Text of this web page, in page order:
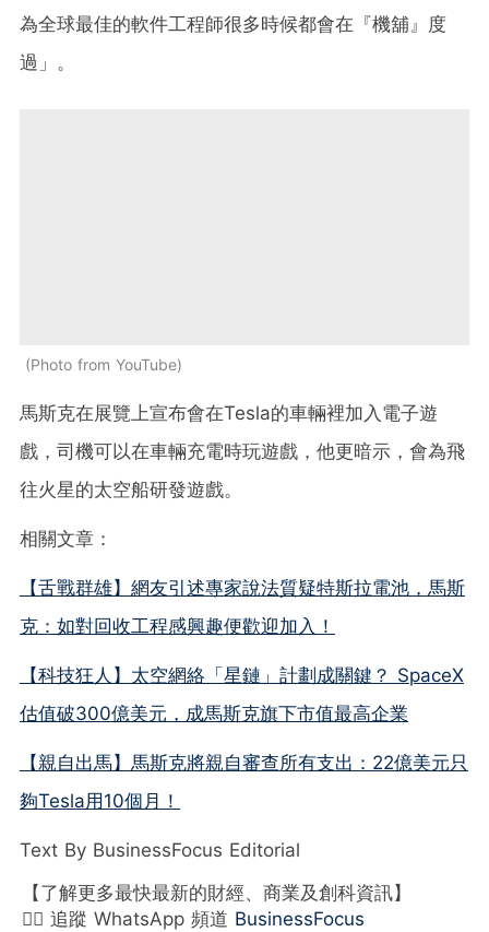
為全球最佳的軟件工程師很多時候都會在『機舖』度
過」。
Photo from YouTube
馬斯克在展覽上宣布會在Tesla的車輛裡加入電子遊
戲，司機可以在車輛充電時玩遊戲，他更暗示，會為飛
往火星的太空船研發遊戲。
相關文章：
【舌戰群雄】網友引述專家說法質疑特斯拉電池，馬斯
克：如對回收工程感興趣便歡迎加入！
【科技狂人】太空網絡「星鏈」計劃成關鍵？ SpaceX
估值破300億美元，成馬斯克旗下市值最高企業
【親自出馬】馬斯克將親自審查所有支出：22億美元只
夠Tesla用10個月！
Text By BusinessFocus Editorial
【了解更多最快最新的財經、商業及創科資訊】
👉🏻 追蹤 WhatsApp 頻道 BusinessFocus